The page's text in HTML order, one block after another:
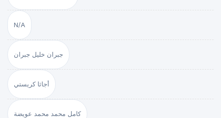
N/A
جبران خليل جبران
أجاثا كريستي
كامل محمد محمد عويضة